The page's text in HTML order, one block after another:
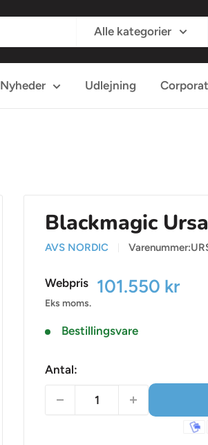
Alle kategorier
Nyheder Udlejning
Blackmagic
AVS NORDIC Varenummer:
Webpris Udsalgspris
101.550 kr
Eks moms.
Bestillingsvare
Antal: